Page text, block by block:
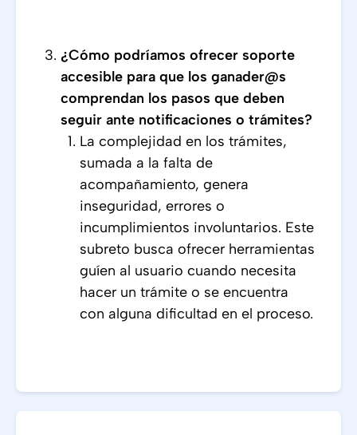
¿Cómo podríamos ofrecer soporte
accesible para que los ganader@s
comprendan los pasos que deben
seguir ante notificaciones o trámites?
La complejidad en los trámites,
sumada a la falta de
acompañamiento, genera
inseguridad, errores o
incumplimientos involuntarios. Este
subreto busca ofrecer herramientas
guíen al usuario cuando necesita
hacer un trámite o se encuentra
con alguna dificultad en el proceso.